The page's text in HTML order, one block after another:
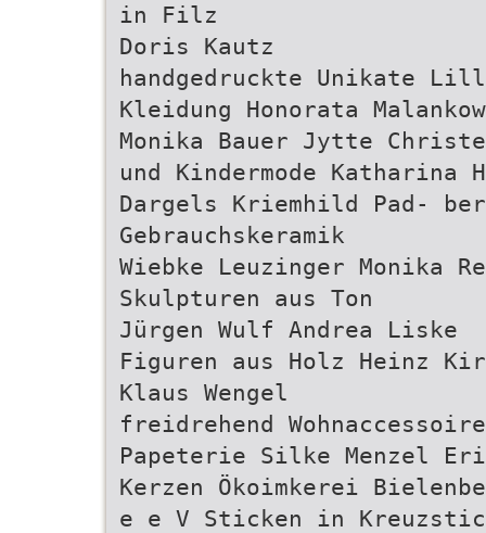
in Filz
Doris Kautz
handgedruckte Unikate
Kleidung Honorata
Monika Bauer Jytte
und Kindermode Katharina
Dargels Kriemhild Pad-
Gebrauchskeramik
Wiebke Leuzinger Monika
Skulpturen aus Ton
Jürgen Wulf Andrea Liske
Figuren aus Holz Heinz
Klaus Wengel
freidrehend
Papeterie Silke Menzel
Kerzen Ökoimkerei
e e V Sticken in